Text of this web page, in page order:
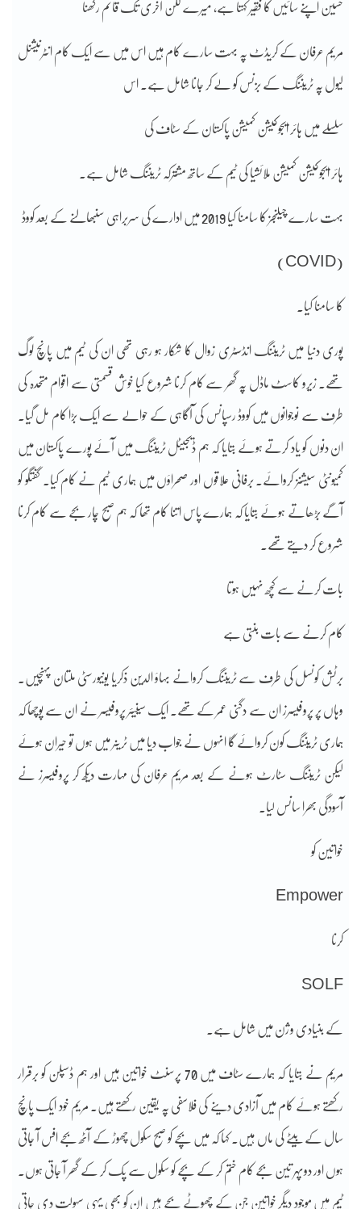
حسین اپنے سائیں کا فقیر کہتا ہے، میرے لگن آخری تک قائم رکھنا
مریم عرفان کے کریڈٹ پہ بہت سارے کام ہیں اس میں سے ایک کام انٹرنیشنل
لیول پہ ٹریننگ کے بزنس کو لے کر جانا شامل ہے۔ اس
سلسلے میں ہائر ایجوکیشن کمیشن پاکستان کے سٹاف کی
ہائر ایجوکیشن کمیشن ملائشیا کی ٹیم کے ساتھ مشترکہ ٹریننگ شامل ہے۔
بہت سارے چیلنجز کا سامنا کیا 2019 میں ادارے کی سربراہی سنبھالنے کے بعد کووڈ
(COVID)
کا سامنا کیا۔
پوری دنیا میں ٹریننگ انڈسٹری زوال کا شکار ہو رہی تھی ان کی ٹیم میں پانچ لوگ
تھے۔ زیرو کاسٹ ماڈل پہ گھر سے کام کرنا شروع کیا خوش قسمتی سے اقوام متحدہ کی
طرف سے نوجوانوں میں کووڈ رسپانس کی آگاہی کے حوالے سے ایک بڑا کام مل گیا۔
ان دنوں کو یاد کرتے ہوئے بتایا کہ ہم ڈیجیٹل ٹریننگ میں آئے پورے پاکستان میں
کمیونٹی سیشنز کروائے۔ برفانی علاقوں اور صحراؤں میں ہماری ٹیم نے کام کیا۔ گفتگو کو
آگے بڑھاتے ہوئے بتایا کہ ہمارے پاس اتنا کام تھا کہ ہم صبح چار بجے سے کام کرنا
شروع کر دیتے تھے۔
بات کرنے سے کچھ نہیں ہوتا
کام کرنے سے بات بنتی ہے
برٹش کونسل کی طرف سے ٹریننگ کروانے بہاؤ الدین ذکریا یونیورسٹی ملتان پہنچیں۔
وہاں پر پروفیسرز ان سے دگنی عمر کے تھے۔ ایک سینیئر پروفیسر نے ان سے پوچھا کہ
ہماری ٹریننگ کون کروائے گا انہوں نے جواب دیا میں ٹرینر میں ہوں تو حیران ہوئے
لیکن ٹریننگ سٹارٹ ہونے کے بعد مریم عرفان کی مہارت دیکھ کر پروفیسرز نے
آسودگی بھرا سانس لیا۔
خواتین کو
Empower
کرنا
SOLF
کے بنیادی وژن میں شامل ہے۔
مریم نے بتایا کہ ہمارے سٹاف میں 70 پرسنٹ خواتین ہیں اور ہم ڈسپلن کو برقرار
رکھتے ہوئے کام میں آزادی دینے کی فلاسفی پہ یقین رکھتے ہیں۔ مریم خود ایک پانچ
سال کے بیٹے کی ماں ہیں۔ کہا کہ میں بچے کو صبح سکول چھوڑ کے آٹھ بجے افس آ جاتی
ہوں اور دوپہر تین بجے کام ختم کر کے بچے کو سکول سے پک کر کے گھر آ جاتی ہوں۔
ٹیم میں موجود دیگر خواتین جن کے چھوٹے بچے ہیں ان کو بھی یہی سہولت دی جاتی